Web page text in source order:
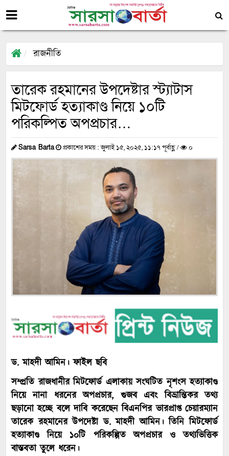
রাজনীতি
তারেক রহমানের উপদেষ্টার স্ট্যাটাস
মিটফোর্ড হত্যাকাণ্ড নিয়ে ১০টি
পরিকল্পিত অপপ্রচার…
Sarsa Barta প্রকাশের সময় : জুলাই ১৫, ২০২৫, ১১:১৭ পূর্বাহ্ণ / ০
ড. মাহদী আমিন। ফাইল ছবি
সম্প্রতি রাজধানীর মিটফোর্ড এলাকায় সংঘটিত নৃশংস হত্যাকাণ্ড
নিয়ে নানা ধরনের অপপ্রচার, গুজব এবং বিভ্রান্তিকর তথ্য
ছড়ানো হচ্ছে বলে দাবি করেছেন বিএনপির ভারপ্রাপ্ত চেয়ারম্যান
তারেক রহমানের উপদেষ্টা ড. মাহদী আমিন। তিনি মিটফোর্ড
হত্যাকাণ্ড নিয়ে ১০টি পরিকল্পিত অপপ্রচার ও তথ্যভিত্তিক
বাস্তবতা তুলে ধরেন।